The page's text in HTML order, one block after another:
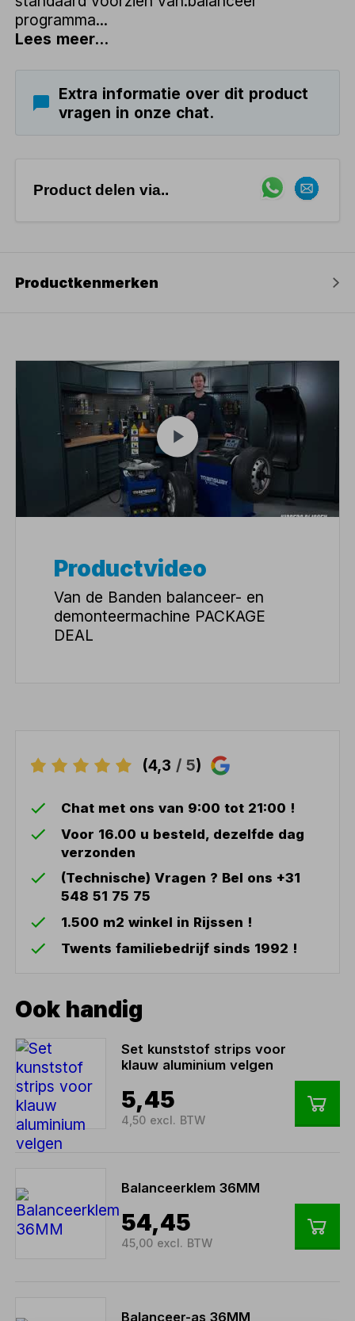
programma...
Lees meer...
Extra informatie over dit product
vragen in onze chat.
Product delen via..
Productkenmerken
Productvideo
Van de Banden balanceer- en
demonteermachine PACKAGE
DEAL
(4,3 / 5)
Chat met ons van 9:00 tot 21:00 !
Voor 16.00 u besteld, dezelfde dag
verzonden
(Technische) Vragen ? Bel ons +31
548 51 75 75
1.500 m2 winkel in Rijssen !
Twents familiebedrijf sinds 1992 !
Ook handig
Set kunststof strips voor
klauw aluminium velgen
5,45
4,50 excl. BTW
Balanceerklem 36MM
54,45
45,00 excl. BTW
Balanceer-as 36MM